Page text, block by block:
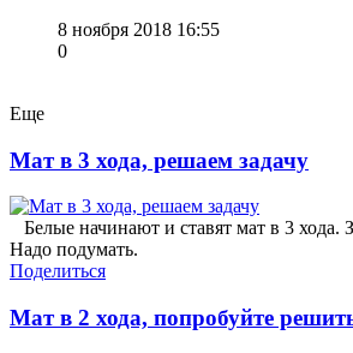
8 ноября 2018 16:55
0
Еще
Мат в 3 хода, решаем задачу
Белые начинают и ставят мат в 3 хода.
Надо подумать.
Поделиться
Мат в 2 хода, попробуйте